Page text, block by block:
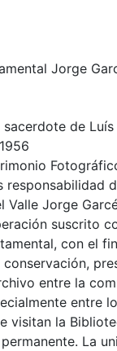
Jorge
de
responsabilidad
Valle Jorge
suscrito
con el
entre la
entre
visitan la
La